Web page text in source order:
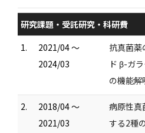
研究課題・受託研究・科研費
1.
2021/04 ～
2024/03
抗真菌
ド β-ガ
の機能解
2.
2018/04 ～
2021/03
病原性真
する2種